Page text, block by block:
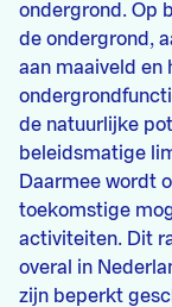
ondergrond. Op
de ondergrond,
aan maaiveld en
de natuurlijke
beleidsmatige
Daarmee wordt
toekomstige
activiteiten. Dit
overal in
zijn beperkt